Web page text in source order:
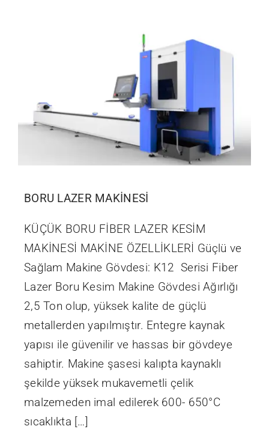
BORU LAZER MAKİNESİ
KÜÇÜK BORU FİBER LAZER KESİM
MAKİNESİ MAKİNE ÖZELLİKLERİ Güçlü ve
Sağlam Makine Gövdesi: K12 Serisi Fiber
Lazer Boru Kesim Makine Gövdesi Ağırlığı
2,5 Ton olup, yüksek kalite de güçlü
metallerden yapılmıştır. Entegre kaynak
yapısı ile güvenilir ve hassas bir gövdeye
sahiptir. Makine şasesi kalıpta kaynaklı
şekilde yüksek mukavemetli çelik
malzemeden imal edilerek 600- 650°C
sıcaklıkta […]